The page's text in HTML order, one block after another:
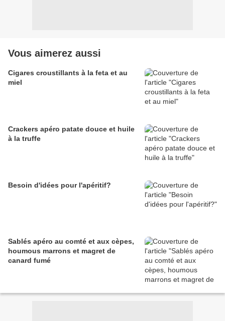
Vous aimerez aussi
Cigares croustillants à la feta et au
miel
Crackers apéro patate douce et huile
à la truffe
Besoin d'idées pour l'apéritif?
Sablés apéro au comté et aux cèpes,
houmous marrons et magret de
canard fumé